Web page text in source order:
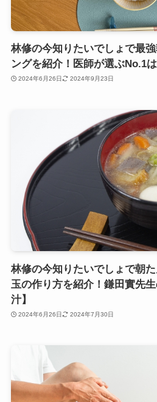
林修の今知りたいでしょで最
ングを紹介！医師が選ぶNo.1は
2024年6月26日 2024年9月23日
林修の今知りたいでしょで朝
玉の作り方を紹介！鎌田實先
汁】
2024年6月26日 2024年7月30日